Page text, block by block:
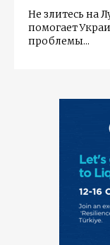
Не злитесь на
помогает
проблемы...